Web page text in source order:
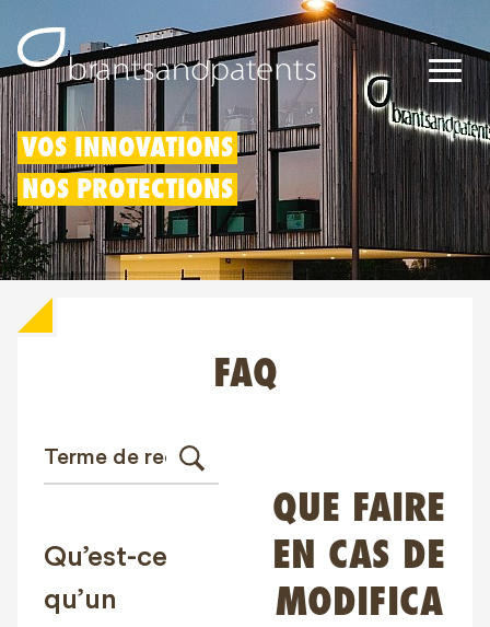
Brevets
Marques
Modèles
Contact
VOS INNOVATIONS
NOS PROTECTIONS
FAQ
Qu’est-ce
qu’un
QUE FAIRE
EN CAS DE
MODIFICA